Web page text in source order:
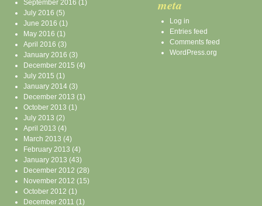
September 2016 (1)
July 2016 (5)
June 2016 (1)
May 2016 (1)
April 2016 (3)
January 2016 (3)
December 2015 (4)
July 2015 (1)
January 2014 (3)
December 2013 (1)
October 2013 (1)
July 2013 (2)
April 2013 (4)
March 2013 (4)
February 2013 (4)
January 2013 (43)
December 2012 (28)
November 2012 (15)
October 2012 (1)
December 2011 (1)
meta
Log in
Entries feed
Comments feed
WordPress.org